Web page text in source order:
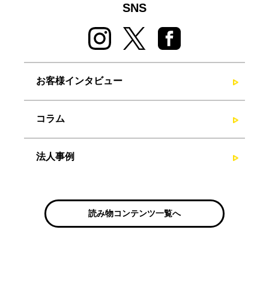
SNS
お客様インタビュー
コラム
法人事例
読み物コンテンツ一覧へ